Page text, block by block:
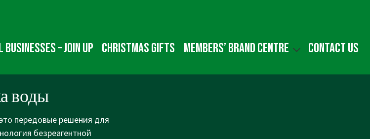
– Join up Christmas gifts Members’ Brand Centre Contact us
воды
передовые решения для
безреагентной